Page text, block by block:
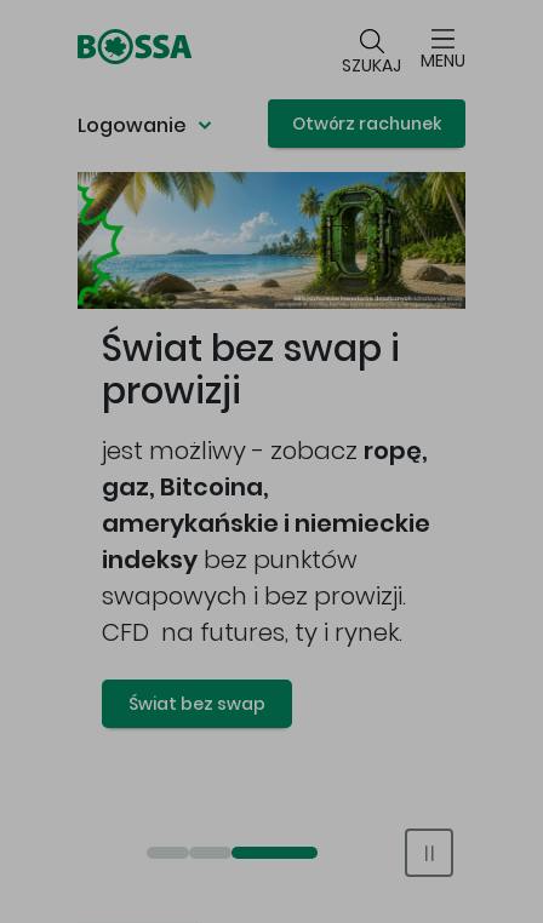
SZUKAJ MENU
Logowanie Otwórz rachunek
Główna treść
Świat bez swap i
prowizji
jest możliwy - zobacz ropę,
gaz, Bitcoina,
amerykańskie i niemieckie
indeksy bez punktów
swapowych i bez prowizji.
CFD na futures, ty i rynek.
Świat bez swap
Otwórz rachunek maklerski online
Otwórz konto IKE/IKZE
Świat bez swap i prowizji